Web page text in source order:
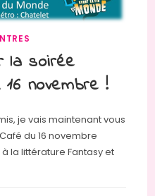
la soirée
novembre !
je vais maintenant vous
du 16 novembre
la littérature Fantasy et